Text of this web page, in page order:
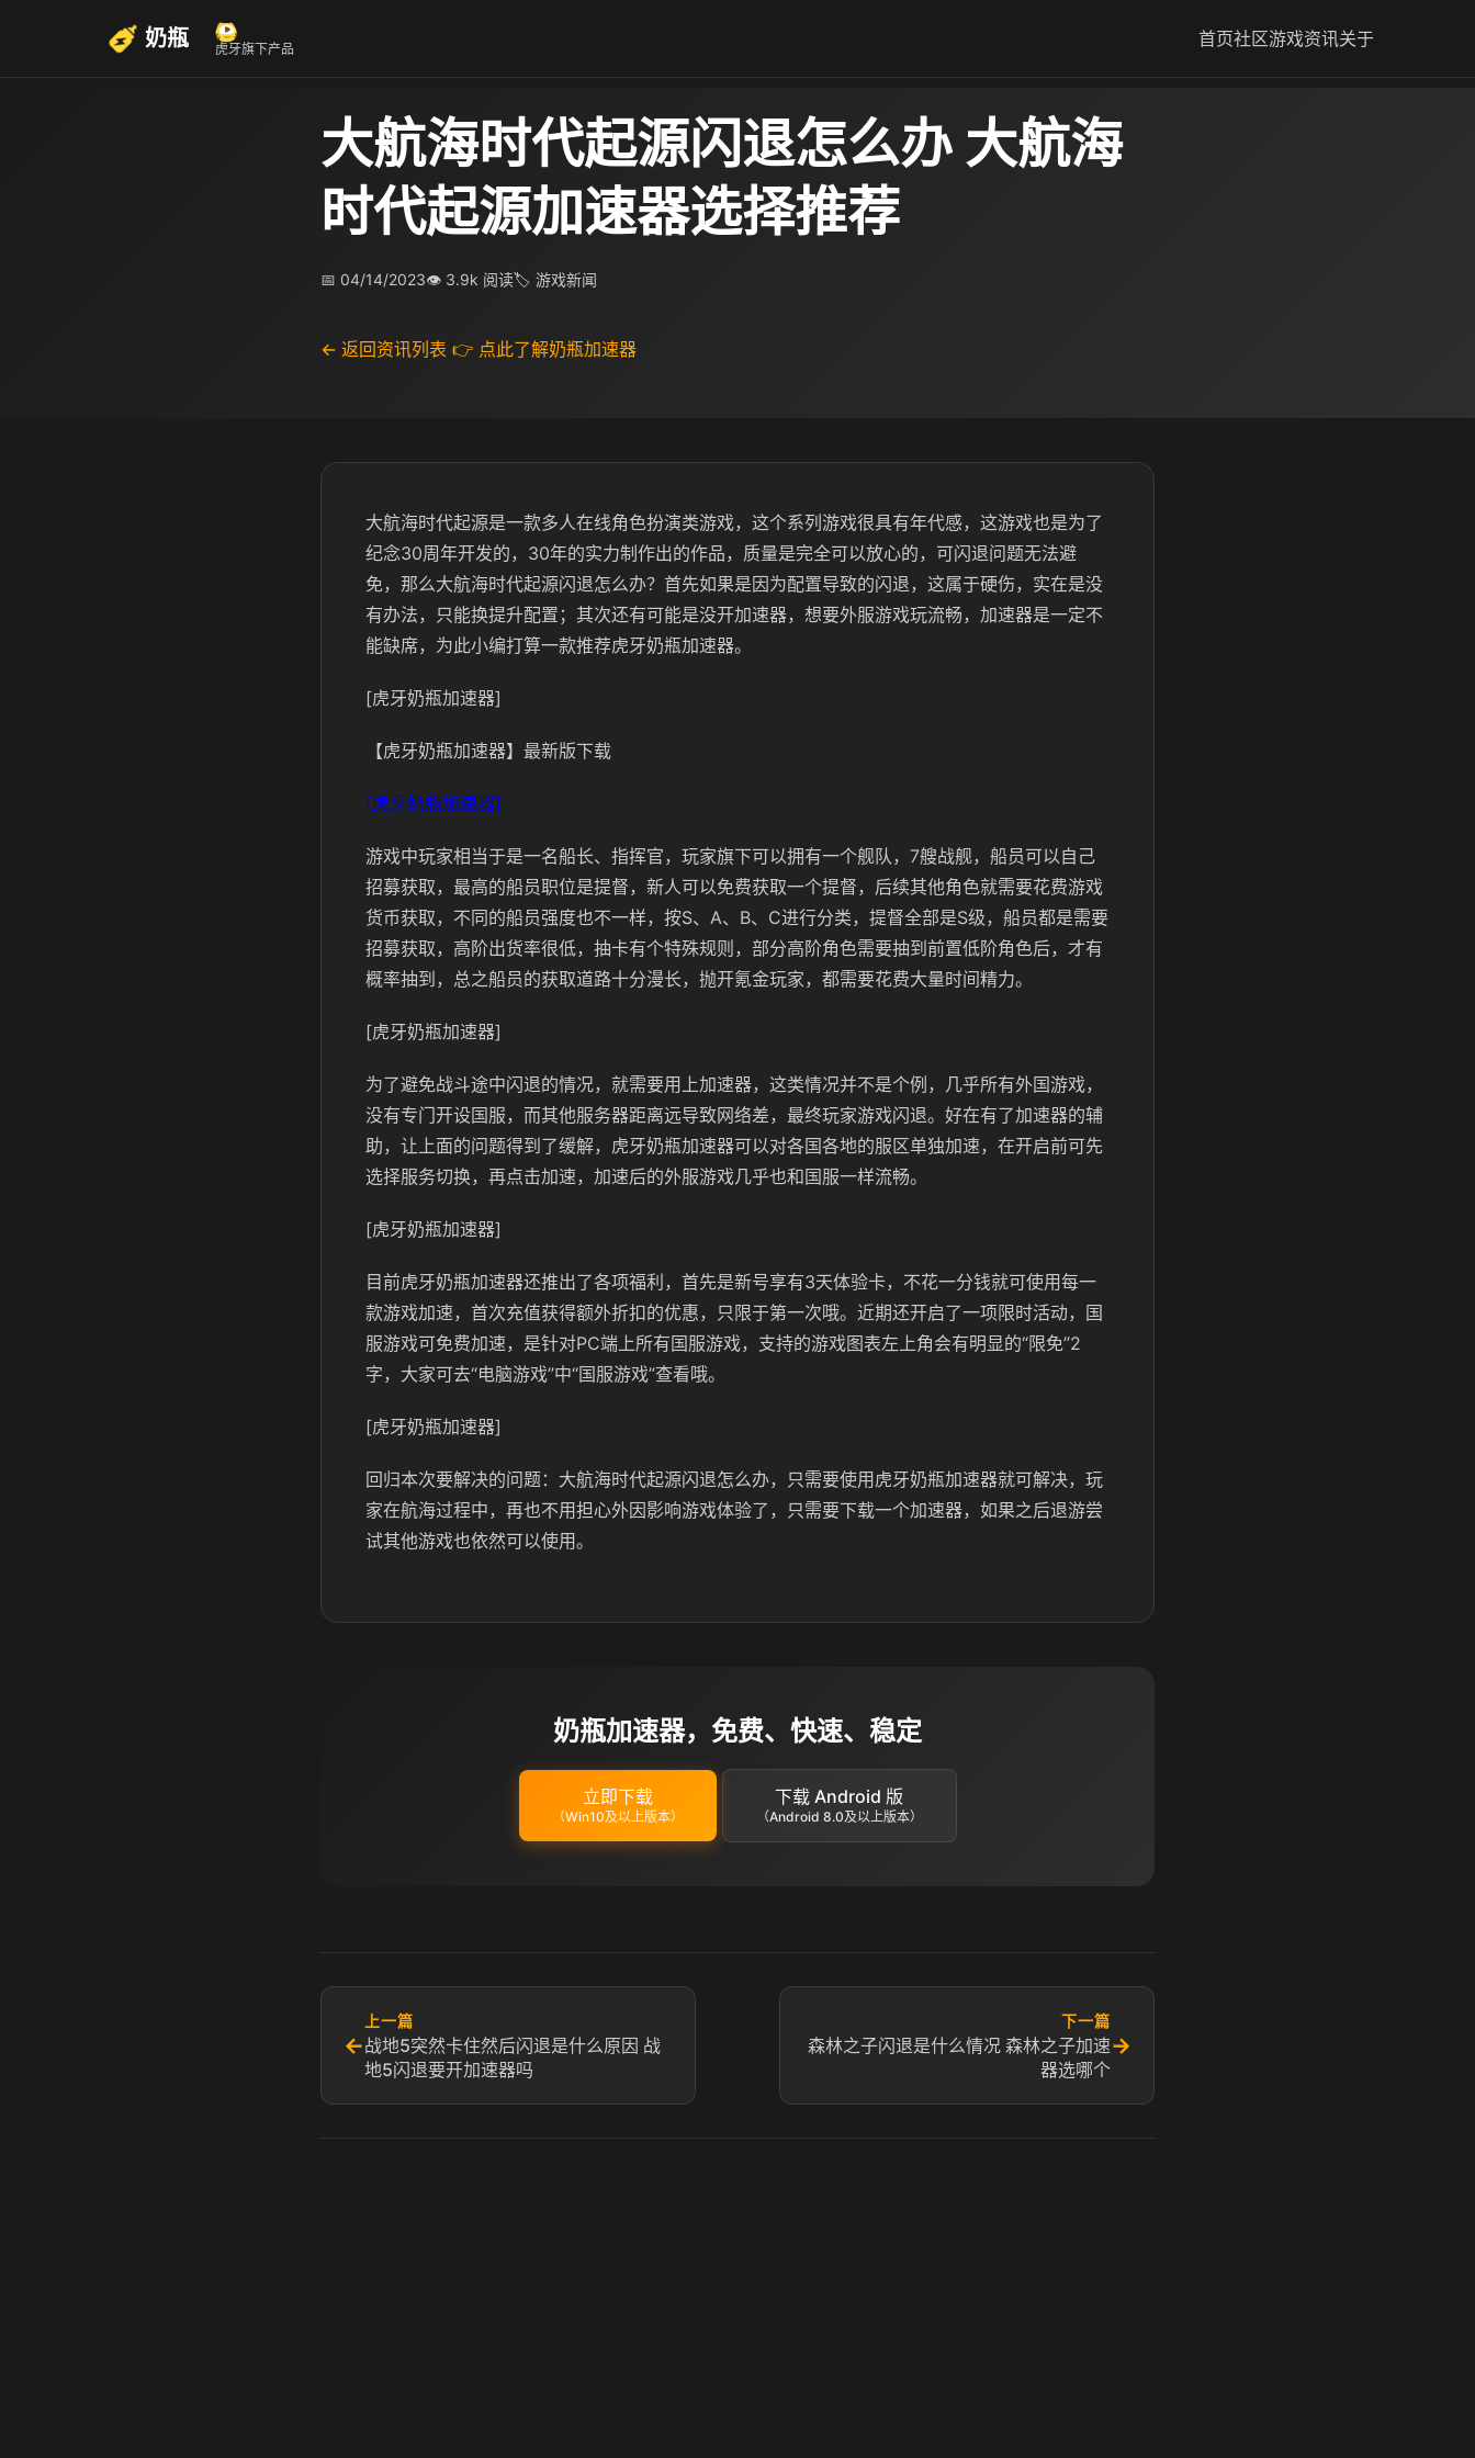
奶瓶 虎牙旗下产品 首页社区游戏资讯关于
大航海时代起源闪退怎么办 大航海
时代起源加速器选择推荐
📅 04/14/2023👁 3.9k 阅读🏷 游戏新闻
← 返回资讯列表 👉 点此了解奶瓶加速器
大航海时代起源是一款多人在线角色扮演类游戏，这个系列游戏很具有年代感，这游戏也是为了
纪念30周年开发的，30年的实力制作出的作品，质量是完全可以放心的，可闪退问题无法避
免，那么大航海时代起源闪退怎么办？首先如果是因为配置导致的闪退，这属于硬伤，实在是没
有办法，只能换提升配置；其次还有可能是没开加速器，想要外服游戏玩流畅，加速器是一定不
能缺席，为此小编打算一款推荐虎牙奶瓶加速器。
[虎牙奶瓶加速器]
【虎牙奶瓶加速器】最新版下载
[虎牙奶瓶加速器]
游戏中玩家相当于是一名船长、指挥官，玩家旗下可以拥有一个舰队，7艘战舰，船员可以自己
招募获取，最高的船员职位是提督，新人可以免费获取一个提督，后续其他角色就需要花费游戏
货币获取，不同的船员强度也不一样，按S、A、B、C进行分类，提督全部是S级，船员都是需要
招募获取，高阶出货率很低，抽卡有个特殊规则，部分高阶角色需要抽到前置低阶角色后，才有
概率抽到，总之船员的获取道路十分漫长，抛开氪金玩家，都需要花费大量时间精力。
[虎牙奶瓶加速器]
为了避免战斗途中闪退的情况，就需要用上加速器，这类情况并不是个例，几乎所有外国游戏，
没有专门开设国服，而其他服务器距离远导致网络差，最终玩家游戏闪退。好在有了加速器的辅
助，让上面的问题得到了缓解，虎牙奶瓶加速器可以对各国各地的服区单独加速，在开启前可先
选择服务切换，再点击加速，加速后的外服游戏几乎也和国服一样流畅。
[虎牙奶瓶加速器]
目前虎牙奶瓶加速器还推出了各项福利，首先是新号享有3天体验卡，不花一分钱就可使用每一
款游戏加速，首次充值获得额外折扣的优惠，只限于第一次哦。近期还开启了一项限时活动，国
服游戏可免费加速，是针对PC端上所有国服游戏，支持的游戏图表左上角会有明显的“限免”2
字，大家可去“电脑游戏”中“国服游戏”查看哦。
[虎牙奶瓶加速器]
回归本次要解决的问题：大航海时代起源闪退怎么办，只需要使用虎牙奶瓶加速器就可解决，玩
家在航海过程中，再也不用担心外因影响游戏体验了，只需要下载一个加速器，如果之后退游尝
试其他游戏也依然可以使用。
奶瓶加速器，免费、快速、稳定
立即下载
（Win10及以上版本）
下载 Android 版
（Android 8.0及以上版本）
←
上一篇
战地5突然卡住然后闪退是什么原因 战
地5闪退要开加速器吗
下一篇
森林之子闪退是什么情况 森林之子加速
器选哪个
→